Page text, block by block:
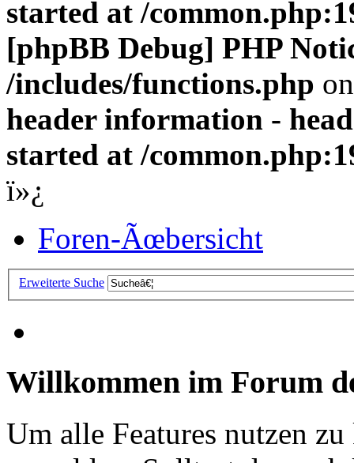
started at /
[phpBB Debug] PHP
/includes/functions.php
header information -
started at /
ï»¿
Foren-Ãœbersicht
Erweiterte Suche
Willkommen im Forum
Um alle Features nutzen